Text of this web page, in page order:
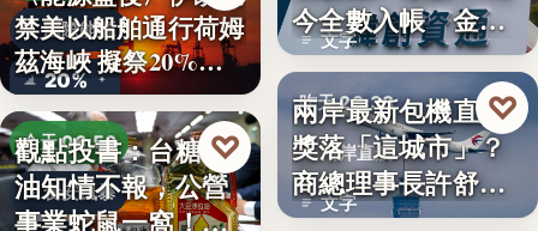
國際能源
20%
禁美以船舶通行荷姆
茲海峽 擬祭20%
貨…
今天 06:50
食安風暴
觀點投書：台糖毒
油知情不報，公營
事業蛇鼠一窩！人
♡
文字
今全數入帳 金管
會曝…
昨天 23:38
兩岸直航
文字
兩岸最新包機直航
獎落「這城市」？
商總理事長許舒博
透露8月…
♡